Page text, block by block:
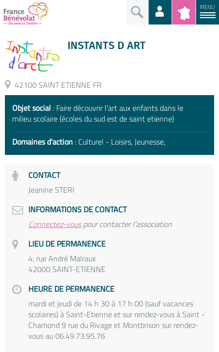
MENU
INSTANTS D ART
42100 SAINT ETIENNE FR
Objet social : Faire découvrir l'art aux enfants dans le
milieu scolaire (écoles du sud est de saint etienne)
Domaines d'action : Culturel - Loisirs, Jeunesse,
CONTACT
Jeanine STERI
INFORMATIONS DE CONTACT
Connectez-vouspour contacter l'association
LIEU DE PERMANENCE
4, rue André Malraux
42000 SAINT-ETIENNE
HEURE DE PERMANENCE
mardi et jeudi de 14 h 30 à 17 h 00 (sauf vacances
scolaires) à Saint-Etienne et sur rendez-vous à Saint -
Chamond 9 rue du Rivage et Montbrison sur rendez-
vous au 06.49.73.95.76